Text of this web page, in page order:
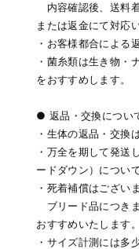
内容確認後、送料
または返金にて対応
・お客様都合による
・菌糸類は生き物・
をおすすめします。
● 返品・交換につい
・生体の返品・交換
・万全を期して発送
ードダウン）につい
・死着補償はござい
ブリード品につき
おすすめいたします。
・サイズ計測には多